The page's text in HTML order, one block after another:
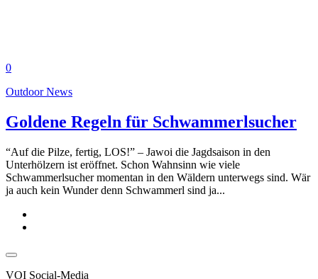
0
Outdoor News
Goldene Regeln für Schwammerlsucher
“Auf die Pilze, fertig, LOS!” – Jawoi die Jagdsaison in den
Unterhölzern ist eröffnet. Schon Wahnsinn wie viele
Schwammerlsucher momentan in den Wäldern unterwegs sind. Wär
ja auch kein Wunder denn Schwammerl sind ja...
VOI Social-Media